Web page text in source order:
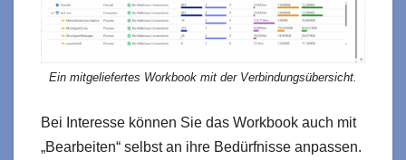
Ein mitgeliefertes Workbook mit der Verbindungsübersicht.
Bei Interesse können Sie das Workbook auch mit
„Bearbeiten“ selbst an ihre Bedürfnisse anpassen.